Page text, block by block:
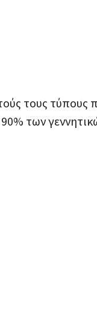
τους
90% των